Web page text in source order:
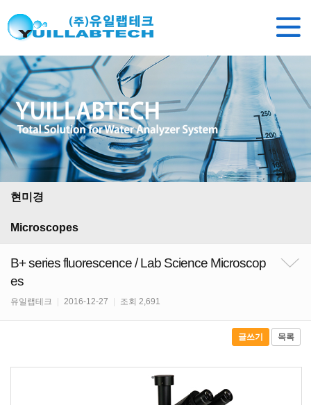
현미경
Microscopes
B+ series fluorescence / Lab Science Microscop
es
유일랩테크 2016-12-27 조회 2,691
글쓰기 목록